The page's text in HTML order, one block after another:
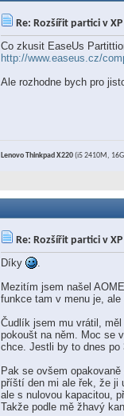
Re: Rozšířit partici v XP
Co zkusit EaseUs
http://www.easeus.cz/
Ale rozhodne bych pro
Lenovo Thinkpad X220(i5 2410M,
Re: Rozšířit partici v XP
Díky
.
Mezitím jsem našel
funkce tam v menu je,
Čudlík jsem mu vrátil,
pokoušt na něm. Moc se
chce. Jestli by to dnes po
Pak se ovšem
příští den mi ale řek, že ji
ale s nulovou kapacitou,
Takže podle mě žhavý